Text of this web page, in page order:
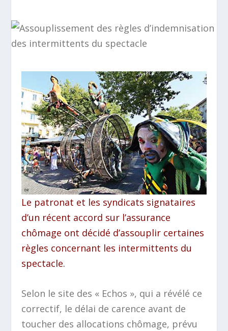
Le patronat et les syndicats signataires
d’un récent accord sur l’assurance
chômage ont décidé d’assouplir certaines
règles concernant les intermittents du
spectacle.
Selon le site des « Echos », qui a révélé ce
correctif, le délai de carence avant de
toucher des allocations chômage, prévu